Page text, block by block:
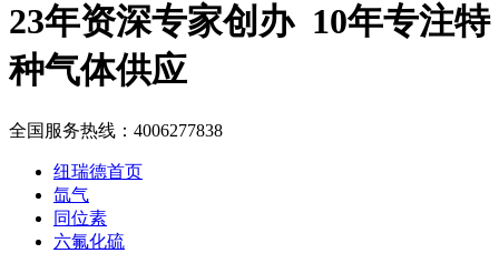
23年资深专家创办 10年专注特
种气体供应
全国服务热线： 4006277838
纽瑞德首页
氙气
同位素
六氟化硫